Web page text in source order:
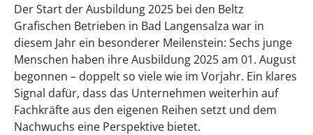
Der Start der Ausbildung 2025 bei den Beltz
Grafischen Betrieben in Bad Langensalza war in
diesem Jahr ein besonderer Meilenstein: Sechs junge
Menschen haben ihre Ausbildung 2025 am 01. August
begonnen – doppelt so viele wie im Vorjahr. Ein klares
Signal dafür, dass das Unternehmen weiterhin auf
Fachkräfte aus den eigenen Reihen setzt und dem
Nachwuchs eine Perspektive bietet.